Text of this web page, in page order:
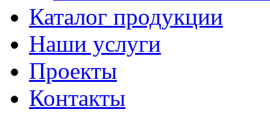
Каталог продукции
Наши услуги
Проекты
Контакты